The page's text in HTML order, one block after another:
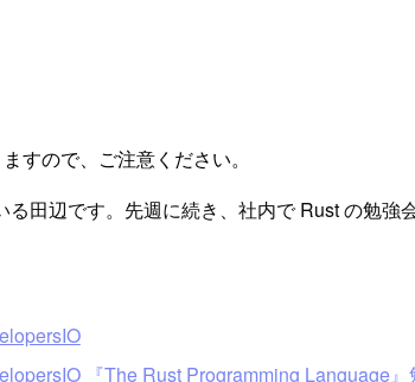
すので、ご注意ください。
田辺です。先週に続き、社内で Rust の勉強
『The Rust Programming Language